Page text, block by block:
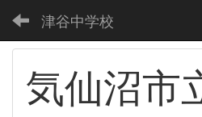
津谷中学校
気仙沼市